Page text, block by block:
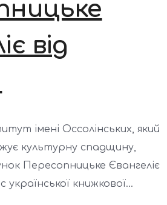
від
імені Оссолінських, який
культурну спадщину,
Пересопницьке Євангеліє
книжкової...